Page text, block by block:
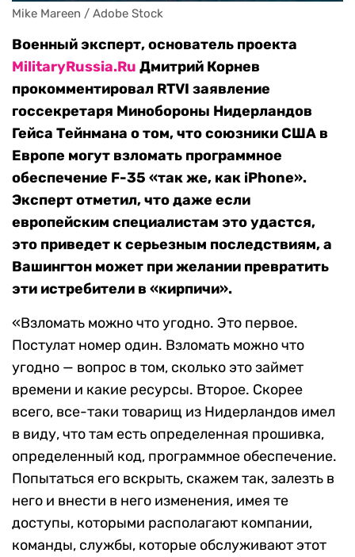
Mike Mareen / Adobe Stock
Военный эксперт, основатель проекта
MilitaryRussia.Ru Дмитрий Корнев
прокомментировал RTVI заявление
госсекретаря Минобороны Нидерландов
Гейса Тейнмана о том, что союзники США в
Европе могут взломать программное
обеспечение F-35 «так же, как iPhone».
Эксперт отметил, что даже если
европейским специалистам это удастся,
это приведет к серьезным последствиям, а
Вашингтон может при желании превратить
эти истребители в «кирпичи».
«Взломать можно что угодно. Это первое.
Постулат номер один. Взломать можно что
угодно — вопрос в том, сколько это займет
времени и какие ресурсы. Второе. Скорее
всего, все-таки товарищ из Нидерландов имел
в виду, что там есть определенная прошивка,
определенный код, программное обеспечение.
Попытаться его вскрыть, скажем так, залезть в
него и внести в него изменения, имея те
доступы, которыми располагают компании,
команды, службы, которые обслуживают этот